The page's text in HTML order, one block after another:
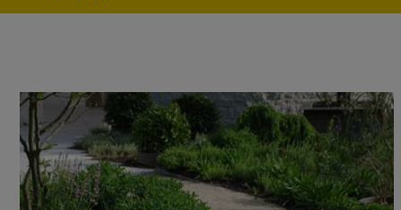
Bischof
Gottesdienste
Pfarren
Presse